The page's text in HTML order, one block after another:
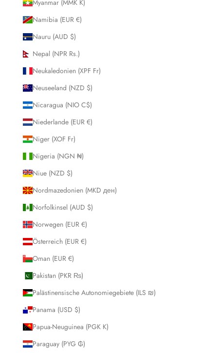
Myanmar (MMK K)
Namibia (EUR €)
Nauru (AUD $)
Nepal (NPR Rs.)
Neukaledonien (XPF Fr)
Neuseeland (NZD $)
Nicaragua (NIO C$)
Niederlande (EUR €)
Niger (XOF Fr)
Nigeria (NGN ₦)
Niue (NZD $)
Nordmazedonien (MKD ден)
Norfolkinsel (AUD $)
Norwegen (EUR €)
Österreich (EUR €)
Oman (EUR €)
Pakistan (PKR ₨)
Palästinensische Autonomiegebiete (ILS ₪)
Panama (USD $)
Papua-Neuguinea (PGK K)
Paraguay (PYG ₲)